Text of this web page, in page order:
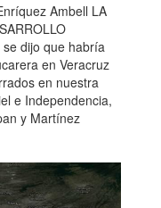
Ambell LA
dijo que habría
en Veracruz
en nuestra
e Independencia,
y Martínez